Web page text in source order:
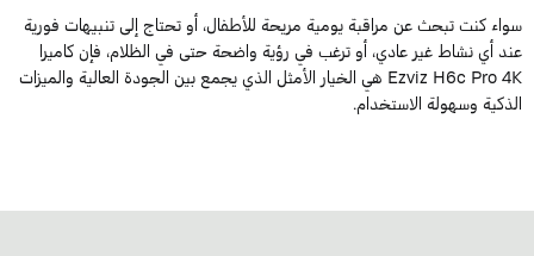
كنت تبحث عن مراقبة يومية مريحة للأطفال، أو تحتاج إلى تنبيهات فورية
أي نشاط غير عادي، أو ترغب في رؤية واضحة حتى في الظلام، فإن كاميرا
Ezviz H6c Pro 4K هي الخيار الأمثل الذي يجمع بين الجودة العالية والميزات
وسهولة الاستخدام.